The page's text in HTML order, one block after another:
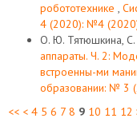
робототехнике ,
4 (2020): №4
О. Ю. Тятюшкина, С.
аппараты. Ч. 2:
встроенны-ми
образовании: № 3
<< < 4 5 6 7 8 9 10 11 12